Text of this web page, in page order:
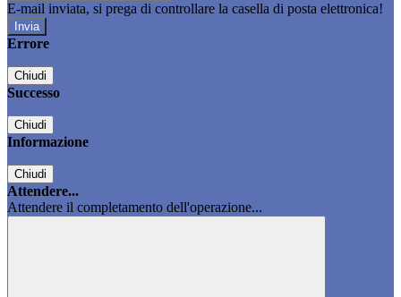
E-mail inviata, si prega di controllare la casella di posta elettronica!
Errore
Chiudi
Successo
Chiudi
Informazione
Chiudi
Attendere...
Attendere il completamento dell'operazione...